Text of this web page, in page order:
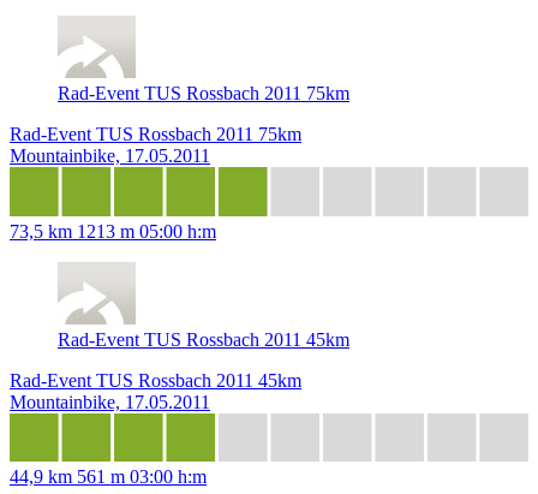
Rad-Event TUS Rossbach 2011 75km
Rad-Event TUS Rossbach 2011 75km
Mountainbike, 17.05.2011
73,5 km 1213 m 05:00 h:m
Rad-Event TUS Rossbach 2011 45km
Rad-Event TUS Rossbach 2011 45km
Mountainbike, 17.05.2011
44,9 km 561 m 03:00 h:m